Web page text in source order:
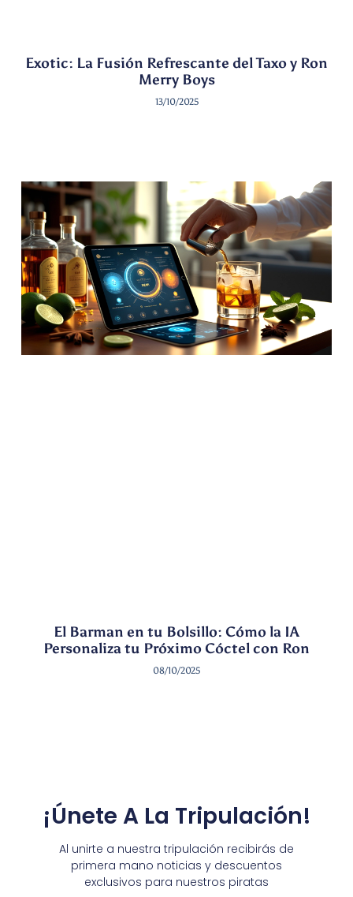
Exotic: La Fusión Refrescante del Taxo y Ron
Merry Boys
13/10/2025
El Barman en tu Bolsillo: Cómo la IA
Personaliza tu Próximo Cóctel con Ron
08/10/2025
¡Únete A La Tripulación!
Al unirte a nuestra tripulación recibirás de
primera mano noticias y descuentos
exclusivos para nuestros piratas